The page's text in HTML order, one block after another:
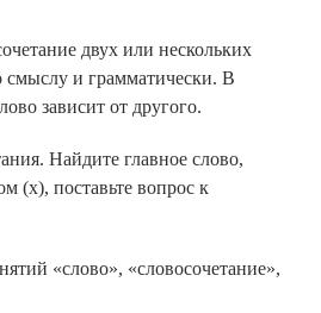
двух или нескольких
и грамматически. В
зависит от другого.
Найдите главное слово,
(х), поставьте вопрос к
«слово», «словосочетание»,